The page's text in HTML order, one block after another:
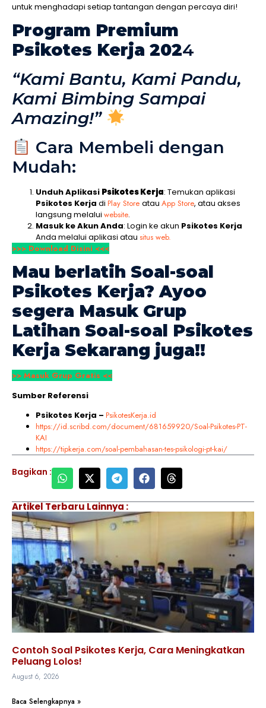
untuk menghadapi setiap tantangan dengan percaya diri!
Program Premium
Psikotes Kerja 2024
“Kami Bantu, Kami Pandu,
Kami Bimbing Sampai
Amazing!”
Cara Membeli dengan
Mudah:
Unduh Aplikasi Psikotes Kerja: Temukan aplikasi
Psikotes Kerja di Play Store atau App Store, atau akses
langsung melalui website.
Masuk ke Akun Anda: Login ke akun Psikotes Kerja
Anda melalui aplikasi atau situs web.
>>> Download Disini <<<
Mau berlatih Soal-soal
Psikotes Kerja? Ayoo
segera Masuk Grup
Latihan Soal-soal Psikotes
Kerja Sekarang juga!!
>> Masuk Grup Gratis <<
Sumber Referensi
Psikotes Kerja – PsikotesKerja.id
https://id.scribd.com/document/681659920/Soal-Psikotes-PT-
KAI
https://tipkerja.com/soal-pembahasan-tes-psikologi-pt-kai/
Bagikan :
Artikel Terbaru Lainnya :
Contoh Soal Psikotes Kerja, Cara Meningkatkan
Peluang Lolos!
August 6, 2026
Baca Selengkapnya »